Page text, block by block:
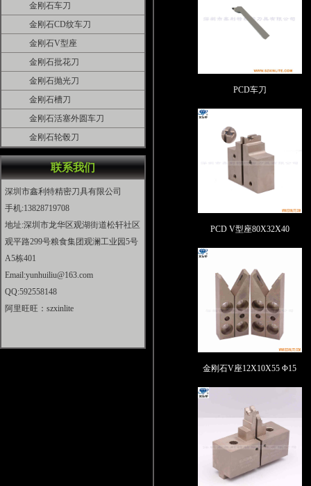
金刚石车刀
金刚石CD纹车刀
金刚石V型座
金刚石批花刀
金刚石抛光刀
金刚石槽刀
金刚石活塞外圆车刀
金刚石轮毂刀
联系我们
深圳市鑫利特精密刀具有限公司
手机:13828719708
地址:深圳市龙华区观湖街道松轩社区
观平路299号粮食集团观澜工业园5号
A5栋401
Email:yunhuiliu@163.com
QQ:592558148
阿里旺旺：szxinlite
PCD车刀
PCD V型座80X32X40
金刚石V座12X10X55 Φ15